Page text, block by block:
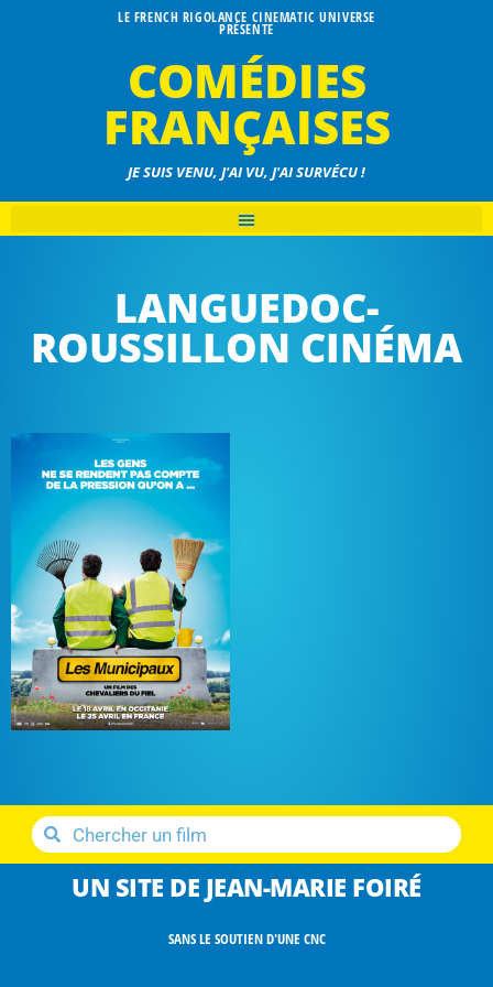
LE FRENCH RIGOLANCE CINEMATIC UNIVERSE
PRÉSENTE
COMÉDIES
FRANÇAISES
JE SUIS VENU, J'AI VU, J'AI SURVÉCU !
LANGUEDOC-
ROUSSILLON CINÉMA
UN SITE DE JEAN-MARIE FOIRÉ
SANS LE SOUTIEN D'UNE CNC